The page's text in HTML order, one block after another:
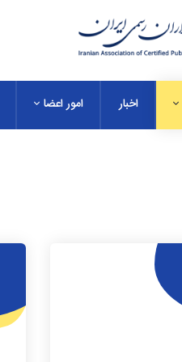
اخبار امور اعضا